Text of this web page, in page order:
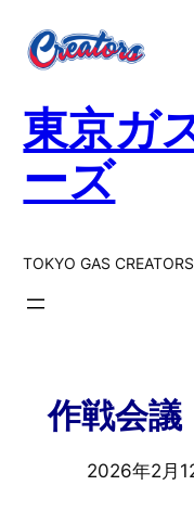
東京ガ
ーズ
TOKYO GAS CREATORS
作戦会議
2026年2月